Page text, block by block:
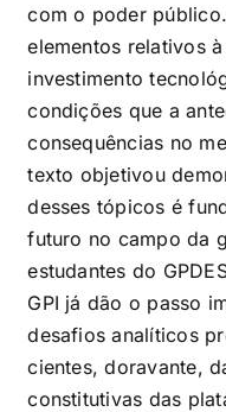
com o poder
elementos relativos
investimento
condições que a
consequências no
texto objetivou
desses tópicos é
futuro no campo da
estudantes do
GPI já dão o passo
desafios analíticos
cientes, doravante,
constitutivas das